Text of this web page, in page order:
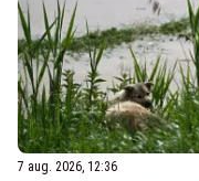
7 aug. 2026, 12:36